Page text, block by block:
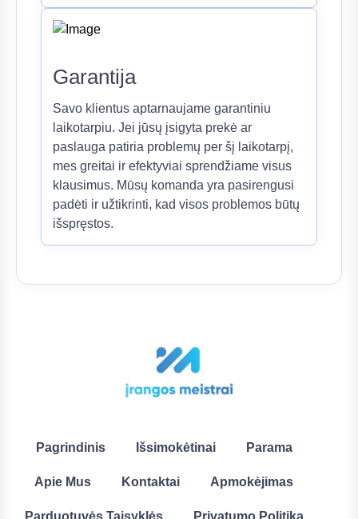
Garantija
Savo klientus aptarnaujame garantiniu
laikotarpiu. Jei jūsų įsigyta prekė ar
paslauga patiria problemų per šį laikotarpį,
mes greitai ir efektyviai sprendžiame visus
klausimus. Mūsų komanda yra pasirengusi
padėti ir užtikrinti, kad visos problemos būtų
išspręstos.
Pagrindinis Išsimokėtinai Parama
Apie Mus Kontaktai Apmokėjimas
Parduotuvės Taisyklės Privatumo Politika